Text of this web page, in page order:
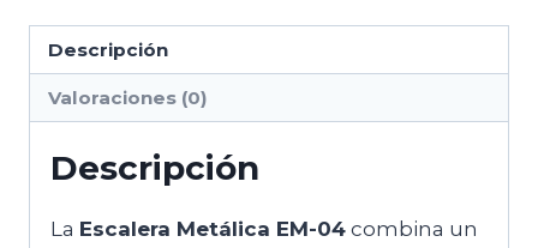
Descripción
Valoraciones (0)
Descripción
La Escalera Metálica EM-04 combina un